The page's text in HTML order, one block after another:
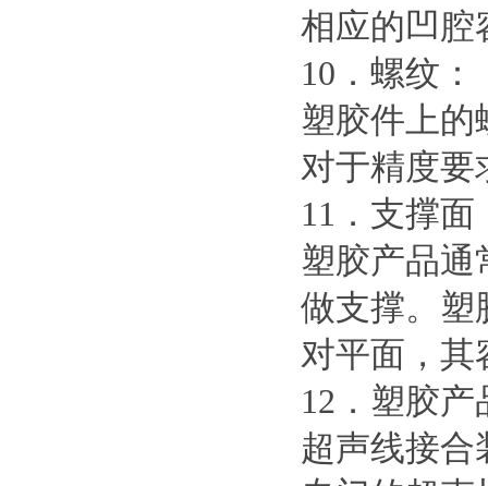
相应的凹腔
10．螺纹：
塑胶件上的
对于精度要
11．支撑面
塑胶产品通
做支撑。塑
对平面，其
12．塑胶
超声线接合